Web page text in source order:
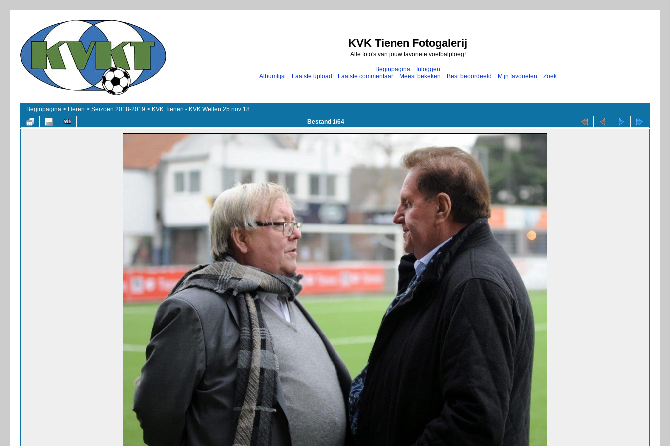
KVK Tienen Fotogalerij
Alle foto's van jouw favoriete voetbalploeg!
Beginpagina :: Inloggen
Albumlijst:: Laatste upload :: Laatste commentaar:: Meest bekeken :: Best beoordeeld :: Mijn favorieten :: Zoek
Beginpagina > Heren > Seizoen 2018-2019 > KVK Tienen - KVK Wellen 25 nov 18
Bestand 1/64